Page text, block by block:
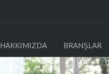
HAKKIMIZDA BRANŞLAR